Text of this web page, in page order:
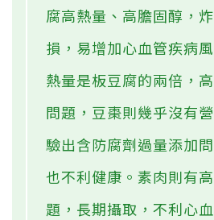
腐高熱量、高膽固醇，
損，易增加心血管疾病
熱量是板豆腐的兩倍，
問題，豆棗則幾乎沒有
驗出含防腐劑過量添加
也不利健康。素肉則有
題，長期攝取，不利心